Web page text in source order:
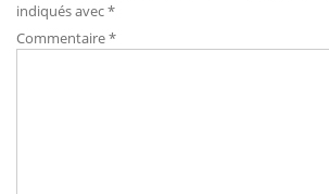
indiqués avec*
Commentaire*